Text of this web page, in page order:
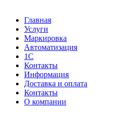
Главная
Услуги
Маркировка
Автоматизация
1С
Контакты
Информация
Доставка и оплата
Контакты
О компании